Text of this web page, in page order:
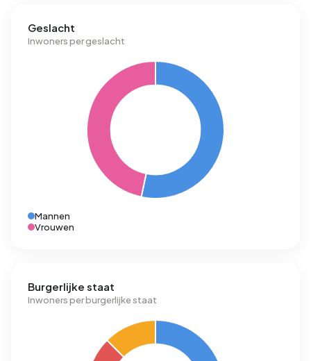
Geslacht
Inwoners per geslacht
Mannen
Vrouwen
Burgerlijke staat
Inwoners per burgerlijke staat